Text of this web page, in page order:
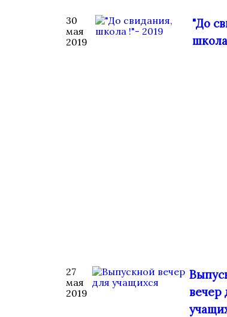
30
мая
2019
"До
27
мая
2019
вечер